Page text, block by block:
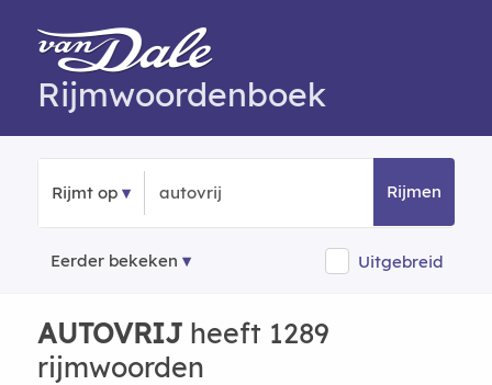
Rijmwoordenboek
Rijmt op Rijmen
Eerder bekeken Uitgebreid
AUTOVRIJheeft 1289
rijmwoorden